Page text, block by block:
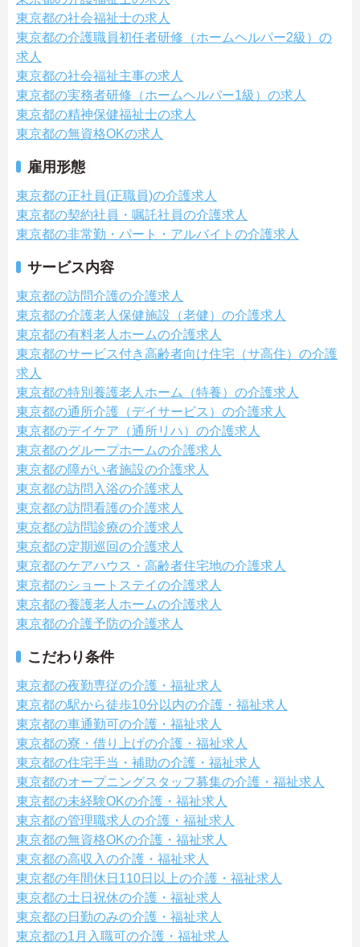
東京都の社会福祉士の求人
東京都の介護職員初任者研修（ホームヘルパー2級）の
求人
東京都の社会福祉主事の求人
東京都の実務者研修（ホームヘルパー1級）の求人
東京都の精神保健福祉士の求人
東京都の無資格OKの求人
雇用形態
東京都の正社員(正職員)の介護求人
東京都の契約社員・嘱託社員の介護求人
東京都の非常勤・パート・アルバイトの介護求人
サービス内容
東京都の訪問介護の介護求人
東京都の介護老人保健施設（老健）の介護求人
東京都の有料老人ホームの介護求人
東京都のサービス付き高齢者向け住宅（サ高住）の介護
求人
東京都の特別養護老人ホーム（特養）の介護求人
東京都の通所介護（デイサービス）の介護求人
東京都のデイケア（通所リハ）の介護求人
東京都のグループホームの介護求人
東京都の障がい者施設の介護求人
東京都の訪問入浴の介護求人
東京都の訪問看護の介護求人
東京都の訪問診療の介護求人
東京都の定期巡回の介護求人
東京都のケアハウス・高齢者住宅地の介護求人
東京都のショートステイの介護求人
東京都の養護老人ホームの介護求人
東京都の介護予防の介護求人
こだわり条件
東京都の夜勤専従の介護・福祉求人
東京都の駅から徒歩10分以内の介護・福祉求人
東京都の車通勤可の介護・福祉求人
東京都の寮・借り上げの介護・福祉求人
東京都の住宅手当・補助の介護・福祉求人
東京都のオープニングスタッフ募集の介護・福祉求人
東京都の未経験OKの介護・福祉求人
東京都の管理職求人の介護・福祉求人
東京都の無資格OKの介護・福祉求人
東京都の高収入の介護・福祉求人
東京都の年間休日110日以上の介護・福祉求人
東京都の土日祝休の介護・福祉求人
東京都の日勤のみの介護・福祉求人
東京都の1月入職可の介護・福祉求人